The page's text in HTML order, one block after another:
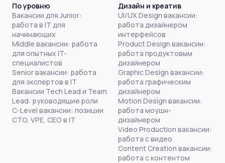
По уровню
Вакансии для Junior:
работа в IT для
начинающих
Middle вакансии: работа
для опытных IT-
специалистов
Senior вакансии: работа
для экспертов в IT
Вакансии Tech Lead и Team
Lead: руководящие роли
C-Level вакансии: позиции
CTO, VPE, CEO в IT
Дизайн и креатив
UI/UX Design вакансии:
работа дизайнером
интерфейсов
Product Design вакансии:
работа продуктовым
дизайнером
Graphic Design вакансии:
работа графическим
дизайнером
Motion Design вакансии:
работа моушн-
дизайнером
Video Production вакансии:
работа с видео
Content Creation вакансии:
работа с контентом